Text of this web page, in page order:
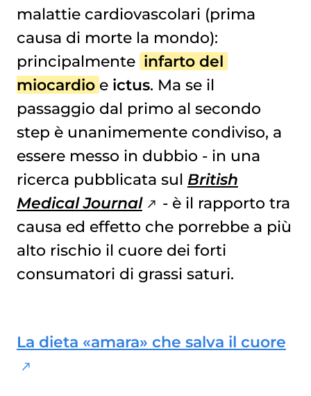
malattie cardiovascolari (prima
causa di morte la mondo):
principalmente infarto del
miocardioe ictus. Ma se il
passaggio dal primo al secondo
step è unanimemente condiviso, a
essere messo in dubbio - in una
ricerca pubblicata sul British
Medical Journal
- è il rapporto tra
causa ed effetto che porrebbe a più
alto rischio il cuore dei forti
consumatori di grassi saturi.
La dieta «amara» che salva il cuore